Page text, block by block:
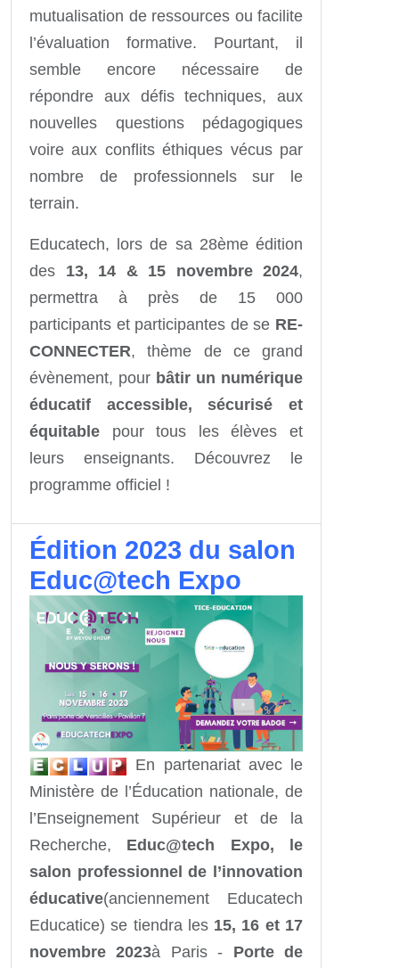
mutualisation de ressources ou facilite
l’évaluation formative. Pourtant, il
semble encore nécessaire de
répondre aux défis techniques, aux
nouvelles questions pédagogiques
voire aux conflits éthiques vécus par
nombre de professionnels sur le
terrain.
Educatech, lors de sa 28ème édition
des 13, 14 & 15 novembre 2024,
permettra à près de 15 000
participants et participantes de se RE-
CONNECTER, thème de ce grand
évènement, pour bâtir un numérique
éducatif accessible, sécurisé et
équitable pour tous les élèves et
leurs enseignants. Découvrez le
programme officiel !
Édition 2023 du salon
Educ@tech Expo
En partenariat avec le
Ministère de l’Éducation nationale, de
l’Enseignement Supérieur et de la
Recherche, Educ@tech Expo, le
salon professionnel de l’innovation
éducative(anciennement Educatech
Educatice) se tiendra les15, 16 et 17
novembre 2023à Paris - Porte de